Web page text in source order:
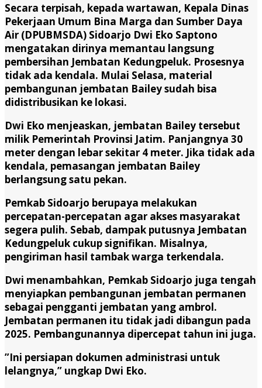
Secara terpisah, kepada wartawan, Kepala Dinas
Pekerjaan Umum Bina Marga dan Sumber Daya
Air (DPUBMSDA) Sidoarjo Dwi Eko Saptono
mengatakan dirinya memantau langsung
pembersihan Jembatan Kedungpeluk. Prosesnya
tidak ada kendala. Mulai Selasa, material
pembangunan jembatan Bailey sudah bisa
didistribusikan ke lokasi.
Dwi Eko menjeaskan, jembatan Bailey tersebut
milik Pemerintah Provinsi Jatim. Panjangnya 30
meter dengan lebar sekitar 4 meter. Jika tidak ada
kendala, pemasangan jembatan Bailey
berlangsung satu pekan.
Pemkab Sidoarjo berupaya melakukan
percepatan-percepatan agar akses masyarakat
segera pulih. Sebab, dampak putusnya Jembatan
Kedungpeluk cukup signifikan. Misalnya,
pengiriman hasil tambak warga terkendala.
Dwi menambahkan, Pemkab Sidoarjo juga tengah
menyiapkan pembangunan jembatan permanen
sebagai pengganti jembatan yang ambrol.
Jembatan permanen itu tidak jadi dibangun pada
2025. Pembangunannya dipercepat tahun ini juga.
”Ini persiapan dokumen administrasi untuk
lelangnya,” ungkap Dwi Eko.